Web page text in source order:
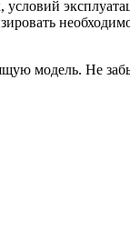
модель. Не